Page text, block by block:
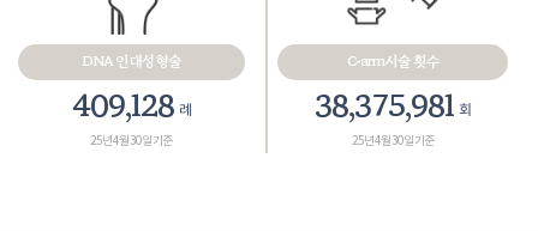
DNA 인대성형술
467,575 례
25년 4월 30일 기준
C-arm시술 횟수
43,858,265 회
25년 4월 30일 기준